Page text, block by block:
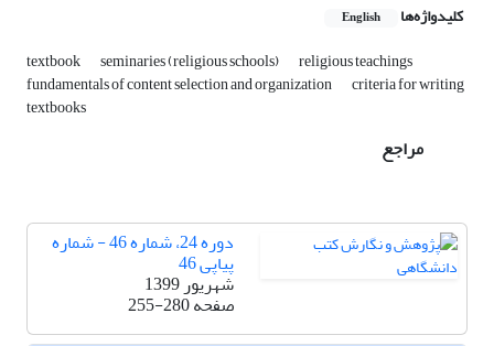
کلیدواژه‌ها English
textbook seminaries (religious schools) religious teachings
fundamentals of content selection and organization criteria for writing
textbooks
مراجع
دوره 24، شماره 46 - شماره
پیاپی 46
شهریور 1399
صفحه255-280